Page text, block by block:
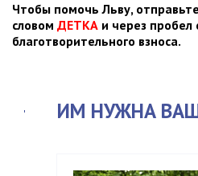
Чтобы помочь Льву, отправьте
словом ДЕТКА и через пробел
благотворительного взноса.
ИМ НУЖНА